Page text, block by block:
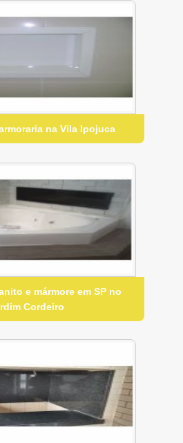
na Vila Ipojuca
e mármore em SP no
Cordeiro